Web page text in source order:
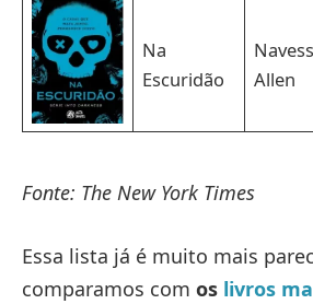
Na
Escuridão
Allen
Fonte: The New York Times
Essa lista já é muito mais
comparamos com os livros